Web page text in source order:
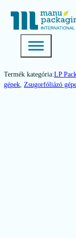
Termék kategória:LP
gépek Zsugorfóliázó